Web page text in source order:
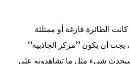
الطائرة فارغة أو ممتلئة
يجب أن يكون ’’مركز الجاذبية‘‘
شيء مثل ما تشاهدونه على